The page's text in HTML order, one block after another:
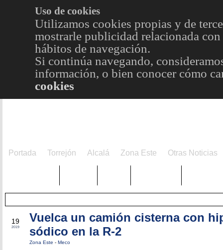
Uso de cookies
Utilizamos cookies propias y de
mostrarle publicidad relacionada
hábitos de navegación.
Si continúa navegando,
información, o bien conocer cómo
cookies
Portada Torrejón Alcalá Zona Este Otras Noticias
19
2019
Vuelca un camión cisterna con
sódico en la R-2
Zona Este - Meco